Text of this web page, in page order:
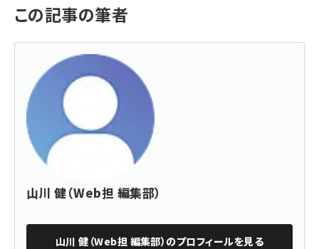
この記事の筆者
山川 健（Web担 編集部）
山川 健（Web担 編集部） のプロフィールを見る